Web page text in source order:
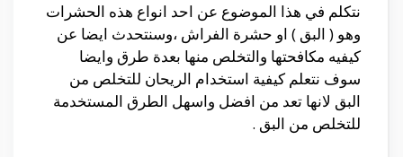
نتكلم في هذا الموضوع عن احد انواع هذه الحشرات
وهو ( البق ) او حشرة الفراش ،وسنتحدث ايضا عن
كيفيه مكافحتها والتخلص منها بعدة طرق وايضا
سوف نتعلم كيفية استخدام الريحان للتخلص من
البق لانها تعد من افضل واسهل الطرق المستخدمة
للتخلص من البق .